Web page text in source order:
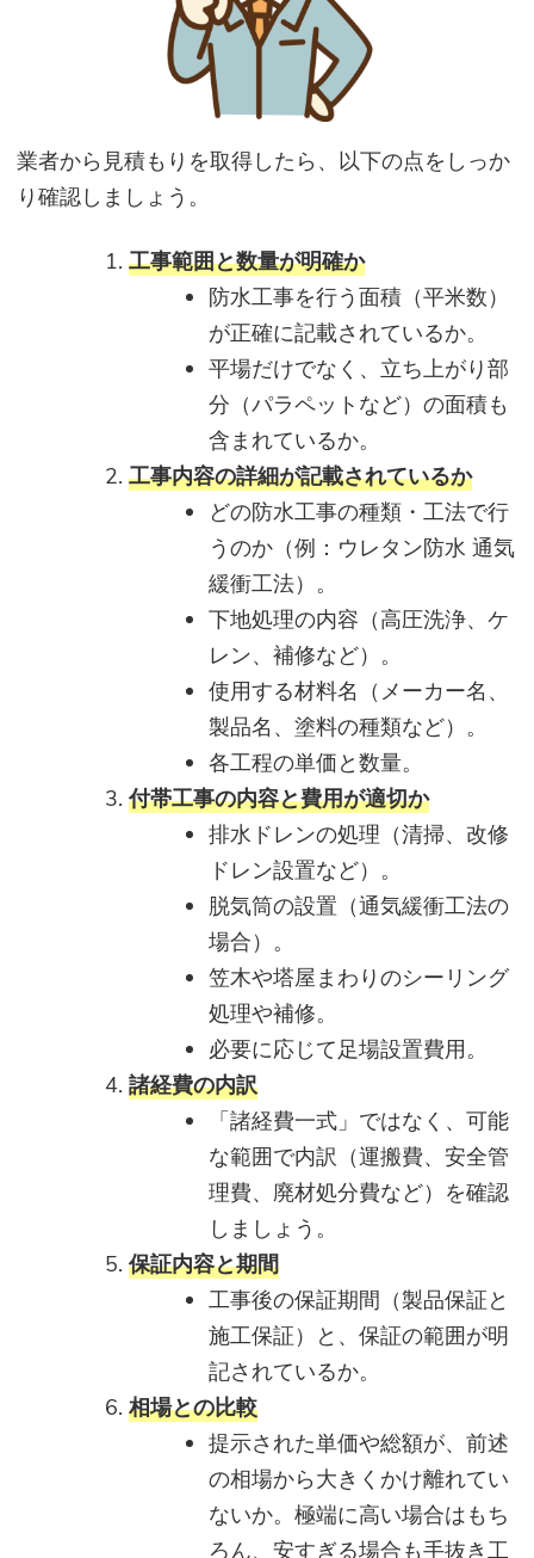
業者から見積もりを取得したら、以下の点をしっか
り確認しましょう。
工事範囲と数量が明確か
防水工事を行う面積（平米数）
が正確に記載されているか。
平場だけでなく、立ち上がり部
分（パラペットなど）の面積も
含まれているか。
工事内容の詳細が記載されているか
どの防水工事の種類・工法で行
うのか（例：ウレタン防水 通気
緩衝工法）。
下地処理の内容（高圧洗浄、ケ
レン、補修など）。
使用する材料名（メーカー名、
製品名、塗料の種類など）。
各工程の単価と数量。
付帯工事の内容と費用が適切か
排水ドレンの処理（清掃、改修
ドレン設置など）。
脱気筒の設置（通気緩衝工法の
場合）。
笠木や塔屋まわりのシーリング
処理や補修。
必要に応じて足場設置費用。
諸経費の内訳
「諸経費一式」ではなく、可能
な範囲で内訳（運搬費、安全管
理費、廃材処分費など）を確認
しましょう。
保証内容と期間
工事後の保証期間（製品保証と
施工保証）と、保証の範囲が明
記されているか。
相場との比較
提示された単価や総額が、前述
の相場から大きくかけ離れてい
ないか。極端に高い場合はもち
ろん、安すぎる場合も手抜き工